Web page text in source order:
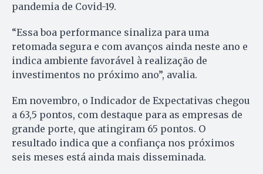
pandemia de Covid-19.
“Essa boa performance sinaliza para uma
retomada segura e com avanços ainda neste ano e
indica ambiente favorável à realização de
investimentos no próximo ano”, avalia.
Em novembro, o Indicador de Expectativas chegou
a 63,5 pontos, com destaque para as empresas de
grande porte, que atingiram 65 pontos. O
resultado indica que a confiança nos próximos
seis meses está ainda mais disseminada.